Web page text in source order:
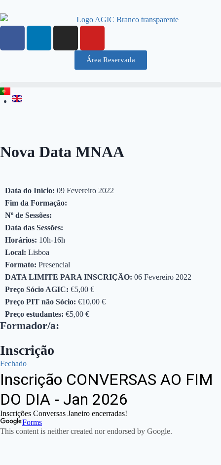
Área Reservada
Nova Data MNAA
Data do Início: 09 Fevereiro 2022
Fim da Formação:
Nº de Sessões:
Data das Sessões:
Horários: 10h-16h
Local: Lisboa
Formato: Presencial
DATA LIMITE PARA INSCRIÇÃO: 06 Fevereiro 2022
Preço Sócio AGIC: €5,00 €
Preço PIT não Sócio: €10,00 €
Preço estudantes: €5,00 €
Formador/a:
Inscrição
Fechado